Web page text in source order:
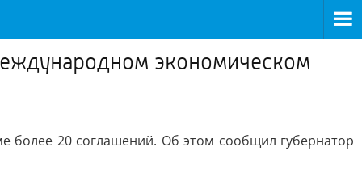
экономическом
более 20 соглашений. Об этом сообщил губернатор